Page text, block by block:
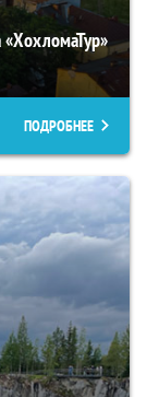
«ХохломаТур»
ПОДРОБНЕЕ